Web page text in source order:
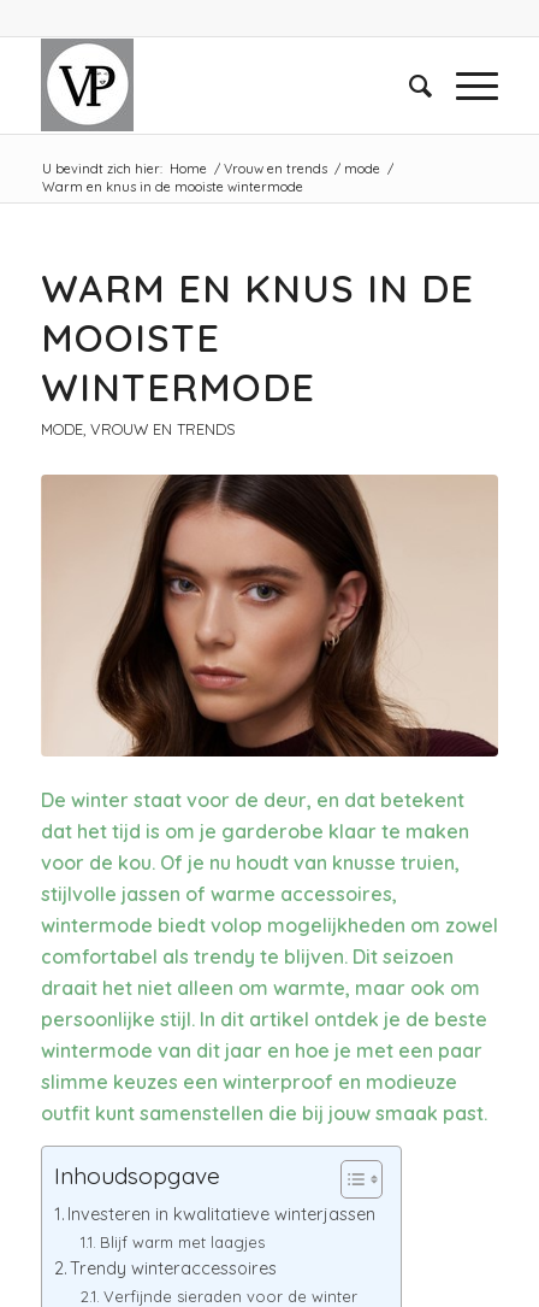
U bevindt zich hier: Home / Vrouw en trends / mode /
Warm en knus in de mooiste wintermode
WARM EN KNUS IN DE
MOOISTE
WINTERMODE
MODE, VROUW EN TRENDS
De winter staat voor de deur, en dat betekent
dat het tijd is om je garderobe klaar te maken
voor de kou. Of je nu houdt van knusse truien,
stijlvolle jassen of warme accessoires,
wintermode biedt volop mogelijkheden om zowel
comfortabel als trendy te blijven. Dit seizoen
draait het niet alleen om warmte, maar ook om
persoonlijke stijl. In dit artikel ontdek je de beste
wintermode van dit jaar en hoe je met een paar
slimme keuzes een winterproof en modieuze
outfit kunt samenstellen die bij jouw smaak past.
Inhoudsopgave
Investeren in kwalitatieve winterjassen
Blijf warm met laagjes
Trendy winteraccessoires
Verfijnde sieraden voor de winter